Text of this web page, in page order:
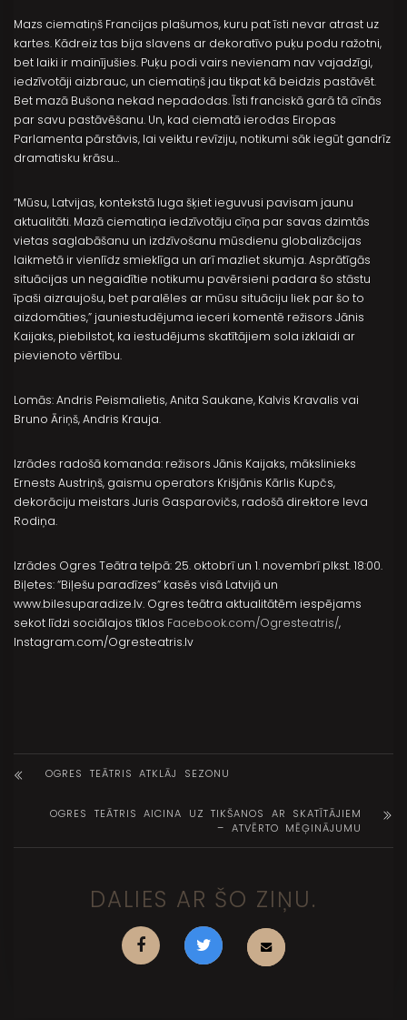
Mazs ciematiņš Francijas plašumos, kuru pat īsti nevar atrast uz
kartes. Kādreiz tas bija slavens ar dekoratīvo puķu podu ražotni,
bet laiki ir mainījušies. Puķu podi vairs nevienam nav vajadzīgi,
iedzīvotāji aizbrauc, un ciematiņš jau tikpat kā beidzis pastāvēt.
Bet mazā Bušona nekad nepadodas. Īsti franciskā garā tā cīnās
par savu pastāvēšanu. Un, kad ciematā ierodas Eiropas
Parlamenta pārstāvis, lai veiktu revīziju, notikumi sāk iegūt gandrīz
dramatisku krāsu…
“Mūsu, Latvijas, kontekstā luga šķiet ieguvusi pavisam jaunu
aktualitāti. Mazā ciematiņa iedzīvotāju cīņa par savas dzimtās
vietas saglabāšanu un izdzīvošanu mūsdienu globalizācijas
laikmetā ir vienlīdz smieklīga un arī mazliet skumja. Asprātīgās
situācijas un negaidītie notikumu pavērsieni padara šo stāstu
īpaši aizraujošu, bet paralēles ar mūsu situāciju liek par šo to
aizdomāties,” jauniestudējuma ieceri komentē režisors Jānis
Kaijaks, piebilstot, ka iestudējums skatītājiem sola izklaidi ar
pievienoto vērtību.
Lomās: Andris Peismalietis, Anita Saukane, Kalvis Kravalis vai
Bruno Āriņš, Andris Krauja.
Izrādes radošā komanda: režisors Jānis Kaijaks, mākslinieks
Ernests Austriņš, gaismu operators Krišjānis Kārlis Kupčs,
dekorāciju meistars Juris Gasparovičs, radošā direktore Ieva
Rodiņa.
Izrādes Ogres Teātra telpā: 25. oktobrī un 1. novembrī plkst. 18:00.
Biļetes: “Biļešu paradīzes” kasēs visā Latvijā un
www.bilesuparadize.lv. Ogres teātra aktualitātēm iespējams
sekot līdzi sociālajos tīklos Facebook.com/Ogresteatris/,
Instagram.com/Ogresteatris.lv
OGRES TEĀTRIS ATKLĀJ SEZONU
OGRES TEĀTRIS AICINA UZ TIKŠANOS AR SKATĪTĀJIEM
– ATVĒRTO MĒĢINĀJUMU
DALIES AR ŠO ZIŅU.